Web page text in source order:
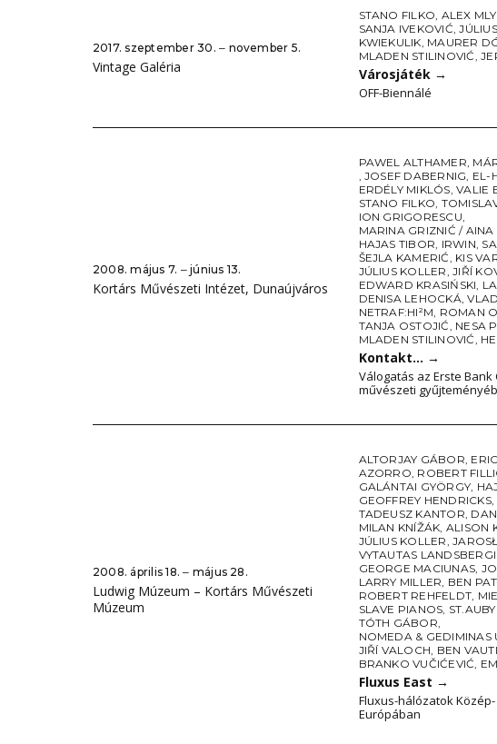
2017. szeptember 30. ‒ november 5.
Vintage Galéria
STANO FILKO, ALEX
SANJA IVEKOVIĆ,
KWIEKULIK, MAURER
MLADEN STILINOVIĆ,
Városjáték →
OFF-Biennálé
2008. május 7. ‒ június 13.
Kortárs Művészeti Intézet, Dunaújváros
PAWEL ALTHAMER,
, JOSEF DABERNIG, EL-
ERDÉLY MIKLÓS,VALIE
STANO FILKO,
ION GRIGORESCU,
MARINA GRIZNIĆ / AINA
HAJAS TIBOR, IRWIN,
ŠEJLA KAMERIĆ, KIS
JÚLIUS KOLLER,JIŘÍ
EDWARD KRASIŃSKI,
DENISA LEHOCKÁ,
NETRAF:HI²M, ROMAN
TANJA OSTOJIĆ, NESA
MLADEN STILINOVIĆ,
Kontakt… →
Válogatás az Erste
művészeti
2008. április 18. ‒ május 28.
Ludwig Múzeum – Kortárs Művészeti
Múzeum
ALTORJAY GÁBOR,
AZORRO, ROBERT
GALÁNTAI GYÖRGY,
GEOFFREY HENDRICKS,
TADEUSZ KANTOR,
MILAN KNÍŽÁK, ALISON
JÚLIUS KOLLER,
VYTAUTAS
GEORGE MACIUNAS,
LARRY MILLER, BEN
ROBERT REHFELDT,
SLAVE PIANOS,
TÓTH GÁBOR,
NOMEDA & GEDIMINAS
JIŘÍ VALOCH, BEN
BRANKO VUČIĆEVIĆ,
Fluxus East →
Fluxus-hálózatok
Európában